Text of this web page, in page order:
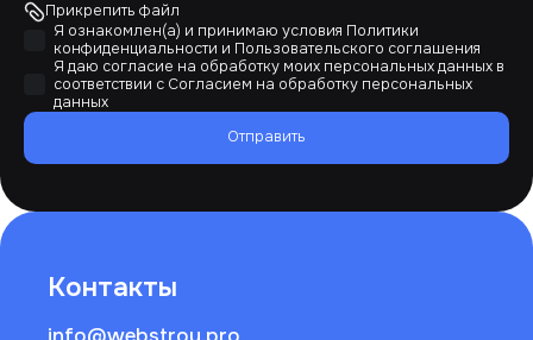
Прикрепить файл
Я ознакомлен(а) и принимаю условия Политики
конфиденциальности и Пользовательского соглашения
Я даю согласие на обработку моих персональных данных в
соответствии с Согласием на обработку персональных
данных
Отправить
Контакты